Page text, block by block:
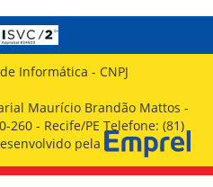
DE LICITAÇÕES E
LUCROS E RESULTADOS
Informática - CNPJ
Maurício Brandão Mattos -
260 - Recife/PE Telefone: (81)
pela